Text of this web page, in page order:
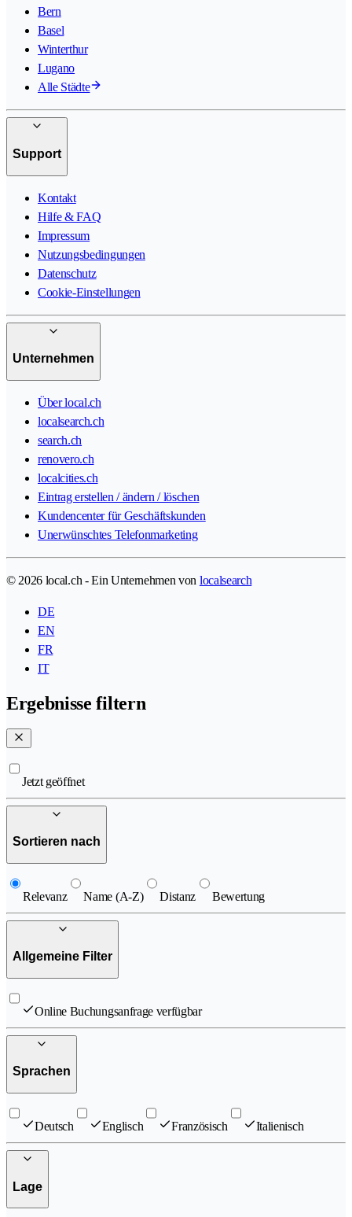
Bern
Basel
Winterthur
Lugano
Alle Städte
Support
Kontakt
Hilfe & FAQ
Impressum
Nutzungsbedingungen
Datenschutz
Cookie-Einstellungen
Unternehmen
Über local.ch
localsearch.ch
search.ch
renovero.ch
localcities.ch
Eintrag erstellen / ändern / löschen
Kundencenter für Geschäftskunden
Unerwünschtes Telefonmarketing
© 2026 local.ch - Ein Unternehmen von localsearch
DE
EN
FR
IT
Ergebnisse filtern
Jetzt geöffnet
Sortieren nach
Relevanz Name (A-Z) Distanz Bewertung
Allgemeine Filter
Online Buchungsanfrage verfügbar
Sprachen
Deutsch Englisch Französisch Italienisch
Lage